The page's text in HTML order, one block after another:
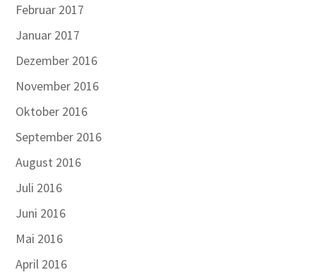
Februar 2017
Januar 2017
Dezember 2016
November 2016
Oktober 2016
September 2016
August 2016
Juli 2016
Juni 2016
Mai 2016
April 2016